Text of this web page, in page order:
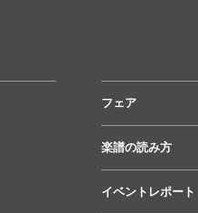
フェア
楽譜の読み方
イベントレポート